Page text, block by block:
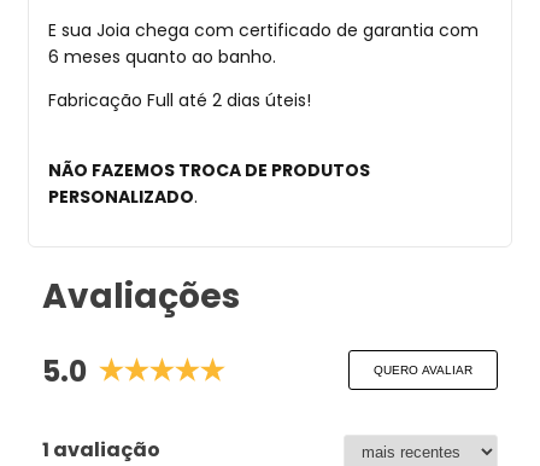
E sua Joia chega com certificado de garantia com
6 meses quanto ao banho.
Fabricação Full até 2 dias úteis!
NÃO FAZEMOS TROCA DE PRODUTOS
PERSONALIZADO.
Avaliações
5.0 QUERO AVALIAR
1 avaliação